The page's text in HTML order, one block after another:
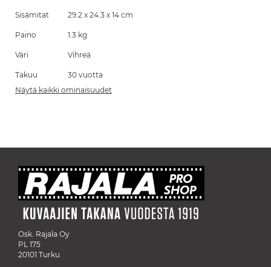
Sisämitat 29.2 x 24.3 x 14 cm
Paino 1.3 kg
Väri Vihreä
Takuu
30 vuotta
Näytä kaikki ominaisuudet
Osk. Rajala Oy
PL 175
20101 Turku